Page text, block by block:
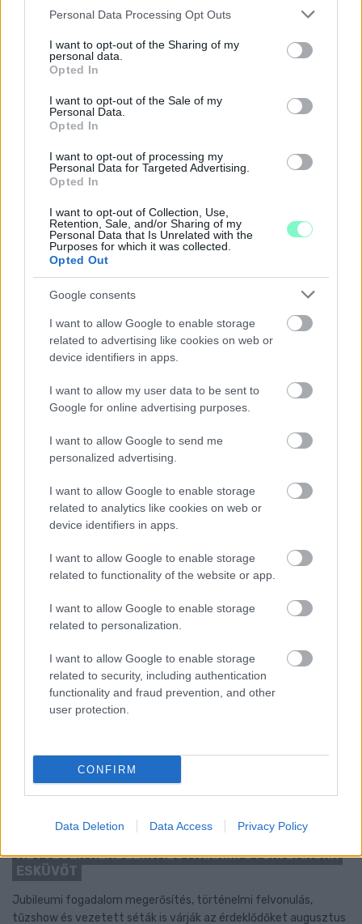
Please note that this website/app uses one or more Google
not limited to your visit or usage behaviour. You may click to
grant or deny consent to Google and its third-party tags to
use your data for below specified purposes in below Google
consent section.
Personal Data Processing Opt Outs
I want to opt-out of the Sharing of my
personal data.
Opted In
I want to opt-out of the Sale of my
Personal Data.
Opted In
I want to opt-out of processing my
Personal Data for Targeted Advertising.
Opted In
I want to opt-out of Collection, Use,
Retention, Sale, and/or Sharing of my
Personal Data that Is Unrelated with the
Purposes for which it was collected.
Opted Out
Google consents
I want to allow Google to enable storage
related to advertising like cookies on web or
device identifiers in apps.
I want to allow my user data to be sent to
Google for online advertising purposes.
I want to allow Google to send me
personalized advertising.
I want to allow Google to enable storage
related to analytics like cookies on web or
device identifiers in apps.
I want to allow Google to enable storage
related to functionality of the website or app.
I want to allow Google to enable storage
related to personalization.
I want to allow Google to enable storage
related to security, including authentication
functionality and fraud prevention, and other
user protection.
CONFIRM
Data Deletion Data Access Privacy Policy
KIVÁLÓ PROGRAM VÁR MINDENKIT EZEN A HÉTVÉGÉN
Középpontban a hagyományőrzés, de lesz Pogány Induló és
Majka koncert, jóga szeánsz, “borhajózás” és egy csomó minden
ENERGIATAKARÉKOSSÁG: KORÁBBAN KEZDŐDIK
A GYŐRI AUDI ETO KC PÉNTEKI FELKÉSZÜLÉSI
MÉRKŐZÉSE
Az energiaellátás tehermentesítése érdekében másfél órával
előrébb hozták a Brest Bretagne Handball elleni találkozó
kezdését.
HÉTVÉGÉN RENDEZIK MEG A XXXIII. GYŐRI BAROKK
ESKÜVŐT
Jubileumi fogadalom megerősítés, történelmi felvonulás,
tűzshow és vezetett séták is várják az érdeklődőket augusztus